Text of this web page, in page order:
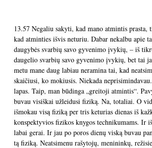
13.57 Negaliu sakyti, kad mano atmintis prasta,
kad atminties išvis neturiu. Dabar nekalbu apie
daugybės svarbių savo gyvenimo įvykių, – iš
daugelio svarbių savo gyvenimo įvykių, bet tai
metu mane daug labiau neramina tai, kad
skaičiusi, ko mokiusis. Niekada
lapas. Taip, man būdinga „greitoji atmintis“.
buvau visiškai užleidusi fiziką. Na, totaliai. O
išmokau visą fiziką per tris keturias dienas iš
konspektyvios fizikos knygos technikumams. Ir
labai gerai. Ir jau po poros dienų viską buvau
tą fiziką. Neatsimenu rašytojų, menininkų,